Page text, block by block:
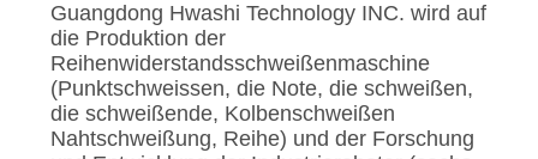
Guangdong Hwashi Technology INC. wird auf
die Produktion der
Reihenwiderstandsschweißenmaschine
(Punktschweissen, die Note, die schweißen,
die schweißende, Kolbenschweißen
Nahtschweißung, Reihe) und der Forschung